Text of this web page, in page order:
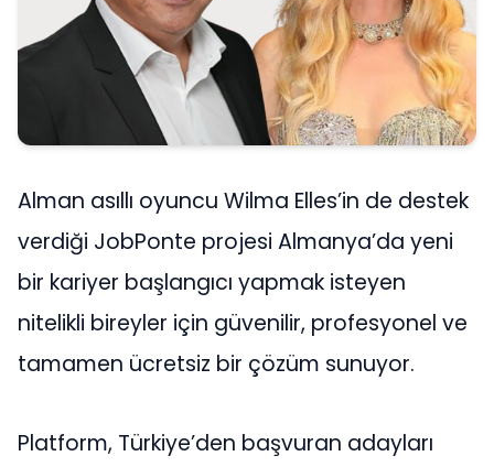
Alman asıllı oyuncu Wilma Elles’in de destek
verdiği JobPonte projesi Almanya’da yeni
bir kariyer başlangıcı yapmak isteyen
nitelikli bireyler için güvenilir, profesyonel ve
tamamen ücretsiz bir çözüm sunuyor.
Platform, Türkiye’den başvuran adayları